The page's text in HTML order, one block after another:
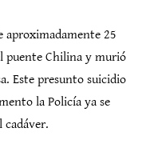
aproximadamente 25
puente Chilina y murió
Este presunto suicidio
la Policía ya se